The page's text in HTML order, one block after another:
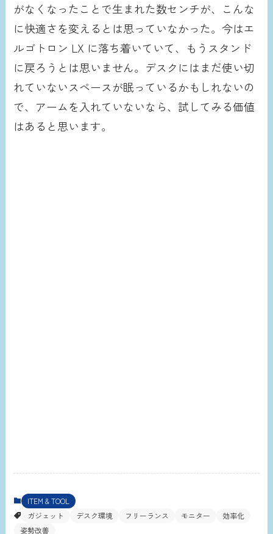
がなくなったことで生まれた数センチが、こんな
に快適さを変えるとは思っていなかった。今はエ
ルゴトロン LX に落ち着いていて、もうスタンド
に戻ろうとは思いません。デスクにはまだ使い切
れていないスペースが眠っているかもしれないの
で、アームを入れていないなら、試してみる価値
はあると思います。
ITEM & TOOL
ガジェット
デスク環境 フリーランス モニター
効率化
姿勢改善